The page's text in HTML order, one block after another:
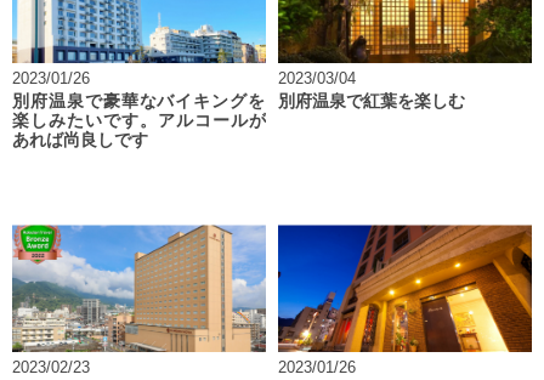
2023/01/26
別府温泉で豪華なバイキングを
楽しみたいです。アルコールが
あれば尚良しです
2023/03/04
別府温泉で紅葉を楽しむ
2023/02/23
2023/01/26